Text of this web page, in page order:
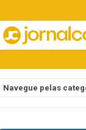
Navegue pelas